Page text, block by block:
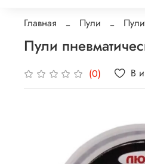
Главная Пули
Пули
(0) В